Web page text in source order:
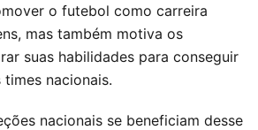
o futebol como carreira
mas também motiva os
suas habilidades para conseguir
times nacionais.
nacionais se beneficiam desse